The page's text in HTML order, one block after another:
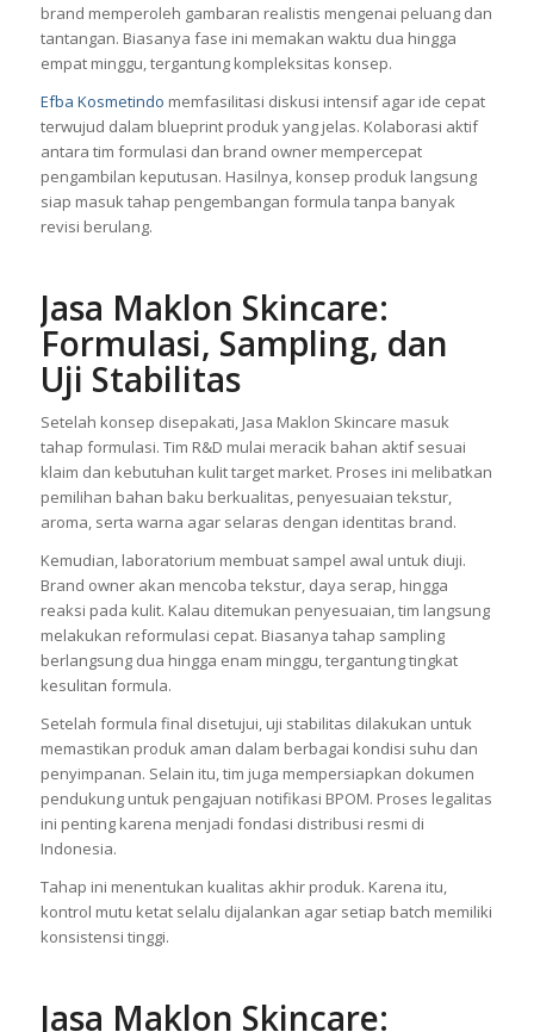
brand memperoleh gambaran realistis mengenai peluang dan
tantangan. Biasanya fase ini memakan waktu dua hingga
empat minggu, tergantung kompleksitas konsep.
Efba Kosmetindo memfasilitasi diskusi intensif agar ide cepat
terwujud dalam blueprint produk yang jelas. Kolaborasi aktif
antara tim formulasi dan brand owner mempercepat
pengambilan keputusan. Hasilnya, konsep produk langsung
siap masuk tahap pengembangan formula tanpa banyak
revisi berulang.
Jasa Maklon Skincare:
Formulasi, Sampling, dan
Uji Stabilitas
Setelah konsep disepakati, Jasa Maklon Skincare masuk
tahap formulasi. Tim R&D mulai meracik bahan aktif sesuai
klaim dan kebutuhan kulit target market. Proses ini melibatkan
pemilihan bahan baku berkualitas, penyesuaian tekstur,
aroma, serta warna agar selaras dengan identitas brand.
Kemudian, laboratorium membuat sampel awal untuk diuji.
Brand owner akan mencoba tekstur, daya serap, hingga
reaksi pada kulit. Kalau ditemukan penyesuaian, tim langsung
melakukan reformulasi cepat. Biasanya tahap sampling
berlangsung dua hingga enam minggu, tergantung tingkat
kesulitan formula.
Setelah formula final disetujui, uji stabilitas dilakukan untuk
memastikan produk aman dalam berbagai kondisi suhu dan
penyimpanan. Selain itu, tim juga mempersiapkan dokumen
pendukung untuk pengajuan notifikasi BPOM. Proses legalitas
ini penting karena menjadi fondasi distribusi resmi di
Indonesia.
Tahap ini menentukan kualitas akhir produk. Karena itu,
kontrol mutu ketat selalu dijalankan agar setiap batch memiliki
konsistensi tinggi.
Jasa Maklon Skincare: